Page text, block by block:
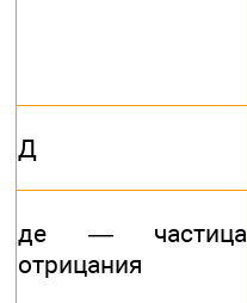
Д
де — частица
отрицания